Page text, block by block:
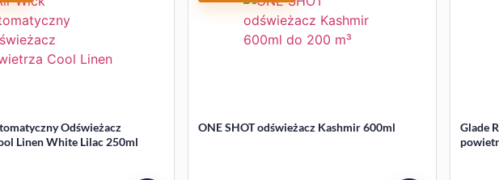
traktować go jako szybkie wsparcie codziennej świeżości w pomieszczeniach.
Odświeżacz
Linen White Lilac 250ml
ONE SHOT odświeżacz Kashmir 600ml
Glade